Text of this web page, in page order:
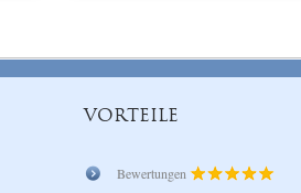
kompetent.
ist genau so geworden
VORTEILE
Bewertungen